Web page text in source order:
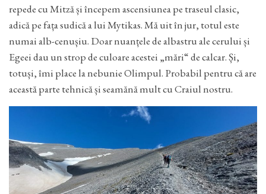
repede cu Mitză și începem ascensiunea pe traseul clasic,
adică pe fața sudică a lui Mytikas. Mă uit în jur, totul este
numai alb-cenușiu. Doar nuanțele de albastru ale cerului și
Egeei dau un strop de culoare acestei „mări“ de calcar. Și,
totuși, îmi place la nebunie Olimpul. Probabil pentru că are
această parte tehnică și seamănă mult cu Craiul nostru.